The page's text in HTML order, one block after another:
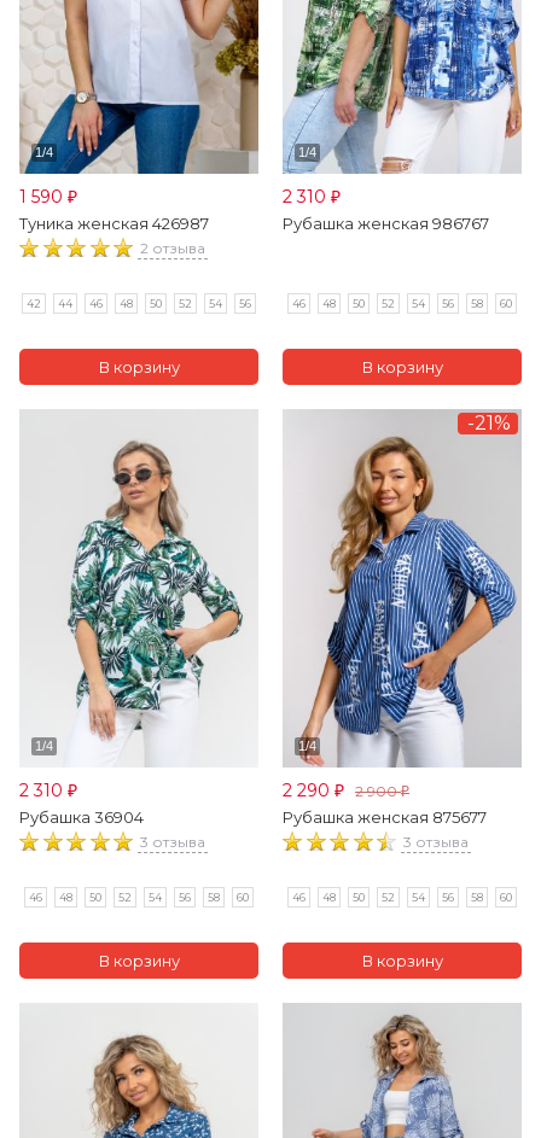
1 590 ₽
Туника женская 426987
2 отзыва
42 44 46 48 50 52 54 56
2 310 ₽
Рубашка женская 986767
46 48 50 52 54 56 58 60
2 310 ₽
Рубашка 36904
3 отзыва
46 48 50 52 54 56 58 60
-21%
2 290 ₽ 2 900₽
Рубашка женская 875677
3 отзыва
46 48 50 52 54 56 58 60